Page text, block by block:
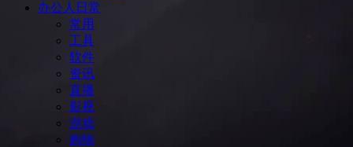
办公人日常
常用
工具
软件
资讯
直播
影视
游戏
购物